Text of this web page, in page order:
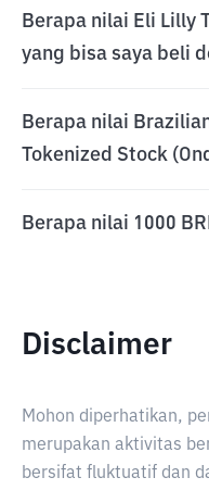
Berapa nilai Eli Lilly
yang bisa saya beli
Berapa nilai
Tokenized Stock
Berapa nilai 1000
Disclaimer
Mohon diperhatikan,
merupakan aktivitas
bersifat fluktuatif dan